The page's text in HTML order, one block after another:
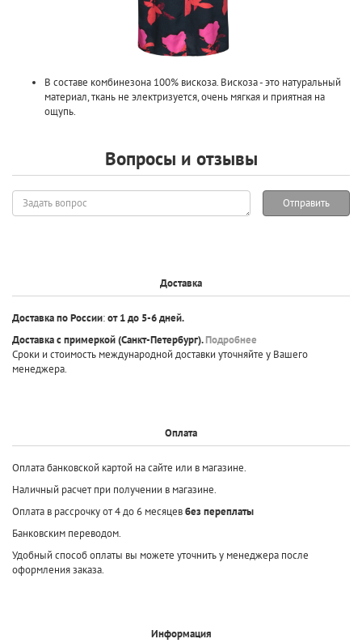
В составе комбинезона 100% вискоза. Вискоза - это натуральный
материал, ткань не электризуется, очень мягкая и приятная на
ощупь.
Вопросы и отзывы
Задать
вопрос
Отправить
Доставка
Доставка по России:от 1 до 5-6 дней.
Доставка с примеркой(Санкт-Петербург).Подробнее
Сроки и стоимость международной доставки уточняйте у Вашего
менеджера.
Оплата
Оплата банковской картой на сайте или в магазине.
Наличный расчет при получении в магазине.
Оплата в рассрочку от 4 до 6 месяцевбез переплаты
Банковским переводом.
Удобный способ оплаты вы можете уточнить у менеджера после
оформления заказа.
Информация